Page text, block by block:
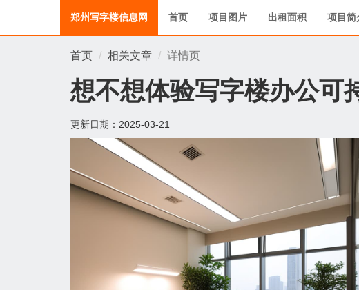
郑州写字楼信息网 首页 项目图片 出租面积 项目简
首页 相关文章 详情页
想不想体验写字楼办公可
更新日期： 2025-03-21